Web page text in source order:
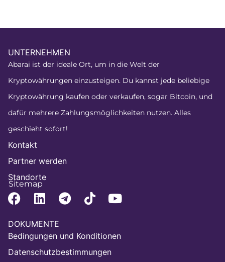
UNTERNEHMEN
Abarai ist der ideale Ort, um in die Welt der
Kryptowährungen einzusteigen. Du kannst jede beliebige
Kryptowährung kaufen oder verkaufen, sogar Bitcoin, und
dafür mehrere Zahlungsmöglichkeiten nutzen. Alles
geschieht sofort!
Kontakt
Partner werden
Standorte
Sitemap
DOKUMENTE
Bedingungen und Konditionen
Datenschutzbestimmungen